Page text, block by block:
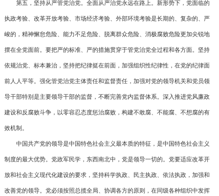
第五，坚持从严管党治党。全面从严治党永远在路上。新形势下，党面临的
执政考验、改革开放考验、市场经济考验、外部环境考验是长期的、复杂的、严
峻的，精神懈怠危险、能力不足危险、脱离群众危险、消极腐败危险更加尖锐地
摆在全党面前。要把严的标准、严的措施贯穿于管党治党全过程和各方面。坚持
依规治党、标本兼治，坚持把纪律挺在前面，加强组织性纪律性，在党的纪律面
前人人平等。强化管党治党主体责任和监督责任，加强对党的领导机关和党员领
导干部特别是主要领导干部的监督，不断完善党内监督体系。深入推进党风廉政
建设和反腐败斗争，以零容忍态度惩治腐败，构建不敢腐、不能腐、不想腐的有
效机制。
中国共产党的领导是中国特色社会主义最本质的特征，是中国特色社会主义
制度的最大优势。党政军民学，东西南北中，党是领导一切的。党要适应改革开
放和社会主义现代化建设的要求，坚持科学执政、民主执政、依法执政，加强和
改善党的领导。党必须按照总揽全局、协调各方的原则，在同级各种组织中发挥